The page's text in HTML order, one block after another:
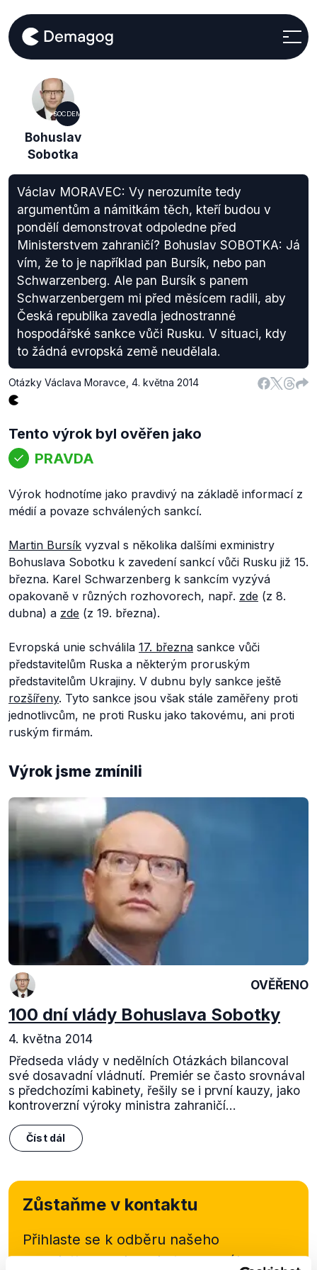
SOCDEM
Bohuslav
Sobotka
Václav MORAVEC: Vy nerozumíte tedy
argumentům a námitkám těch, kteří budou v
pondělí demonstrovat odpoledne před
Ministerstvem zahraničí? Bohuslav SOBOTKA: Já
vím, že to je například pan Bursík, nebo pan
Schwarzenberg. Ale pan Bursík s panem
Schwarzenbergem mi před měsícem radili, aby
Česká republika zavedla jednostranné
hospodářské sankce vůči Rusku. V situaci, kdy
to žádná evropská země neudělala.
Otázky Václava Moravce 4. května 2014
Tento výrok byl ověřen jako
PRAVDA
Výrok hodnotíme jako pravdivý na základě informací z
médií a povaze schválených sankcí.
Martin Bursík vyzval s několika dalšími exministry
Bohuslava Sobotku k zavedení sankcí vůči Rusku již 15.
března. Karel Schwarzenberg k sankcím vyzývá
opakovaně v různých rozhovorech, např. zde (z 8.
dubna) a zde (z 19. března).
Evropská unie schválila 17. března sankce vůči
představitelům Ruska a některým proruským
představitelům Ukrajiny. V dubnu byly sankce ještě
rozšířeny. Tyto sankce jsou však stále zaměřeny proti
jednotlivcům, ne proti Rusku jako takovému, ani proti
ruským firmám.
Výrok jsme zmínili
OVĚŘENO
100 dní vlády Bohuslava Sobotky
4. května 2014
Předseda vlády v nedělních Otázkách bilancoval
své dosavadní vládnutí. Premiér se často srovnával
s předchozími kabinety, řešily se i první kauzy, jako
kontroverzní výroky ministra zahraničí...
Číst dál
Zůstaňme v kontaktu
Přihlaste se k odběru našeho
newsletteru nebowhatsappového